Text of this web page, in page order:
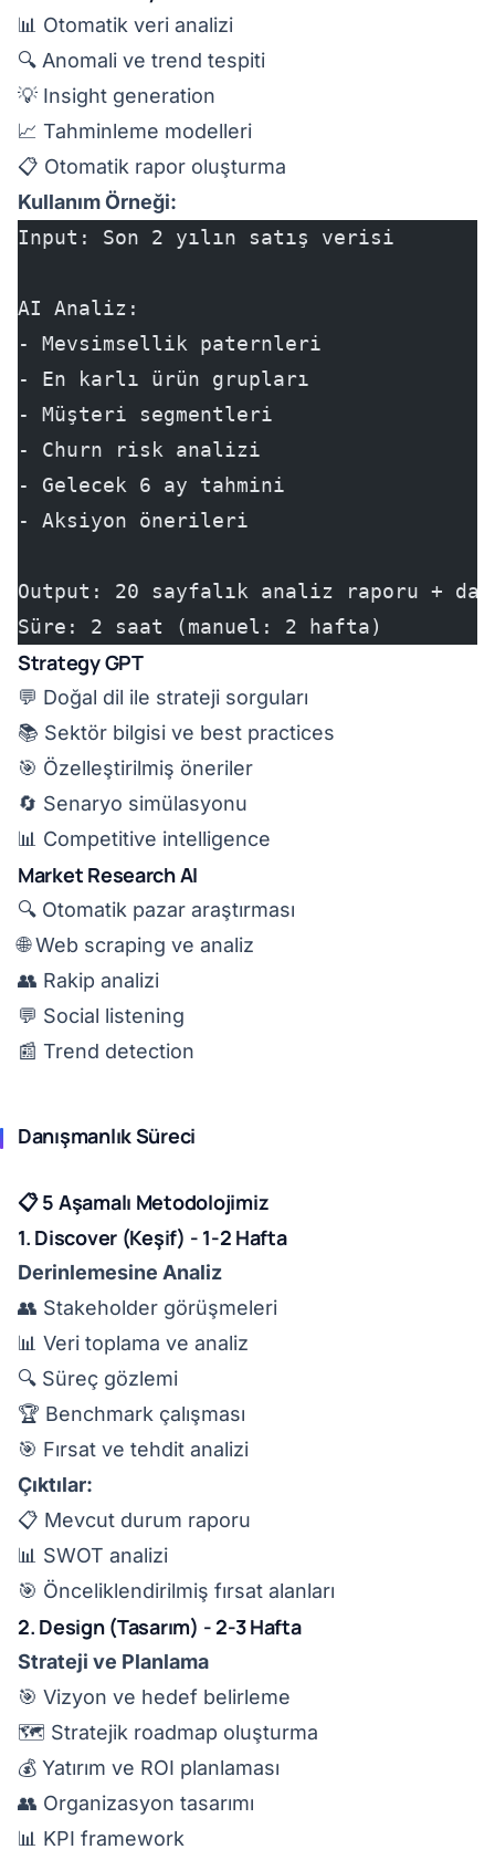
📊 Otomatik veri analizi
🔍 Anomali ve trend tespiti
💡 Insight generation
📈 Tahminleme modelleri
📋 Otomatik rapor oluşturma
Kullanım Örneği:
Input: Son 2 yılın satış verisi
AI Analiz:
- Mevsimsellik paternleri
- En karlı ürün grupları
- Müşteri segmentleri
- Churn risk analizi
- Gelecek 6 ay tahmini
- Aksiyon önerileri
Output: 20 sayfalık analiz raporu +
Süre: 2 saat (manuel: 2 hafta)
Strategy GPT
💬 Doğal dil ile strateji sorguları
📚 Sektör bilgisi ve best practices
🎯 Özelleştirilmiş öneriler
🔄 Senaryo simülasyonu
📊 Competitive intelligence
Market Research AI
🔍 Otomatik pazar araştırması
🌐 Web scraping ve analiz
👥 Rakip analizi
💬 Social listening
📰 Trend detection
Danışmanlık Süreci
📋 5 Aşamalı Metodolojimiz
1. Discover (Keşif) - 1-2 Hafta
Derinlemesine Analiz
👥 Stakeholder görüşmeleri
📊 Veri toplama ve analiz
🔍 Süreç gözlemi
🏆 Benchmark çalışması
🎯 Fırsat ve tehdit analizi
Çıktılar:
📋 Mevcut durum raporu
📊 SWOT analizi
🎯 Önceliklendirilmiş fırsat alanları
2. Design (Tasarım) - 2-3 Hafta
Strateji ve Planlama
🎯 Vizyon ve hedef belirleme
🗺️ Stratejik roadmap oluşturma
💰 Yatırım ve ROI planlaması
👥 Organizasyon tasarımı
📊 KPI framework